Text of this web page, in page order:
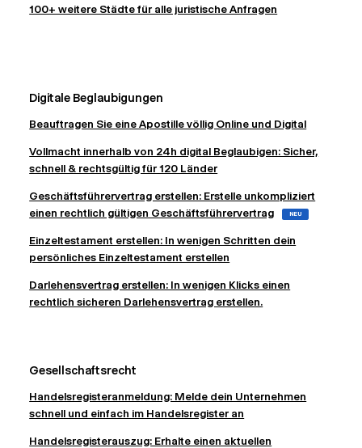
100+ weitere Städte für alle juristische Anfragen
Digitale Beglaubigungen
Beauftragen Sie eine Apostille völlig Online und Digital
Vollmacht innerhalb von 24h digital Beglaubigen: Sicher,
schnell & rechtsgültig für 120 Länder
Geschäftsführervertrag erstellen: Erstelle unkompliziert
einen rechtlich gültigen Geschäftsführervertrag
NEU
Einzeltestament erstellen: In wenigen Schritten dein
persönliches Einzeltestament erstellen
Darlehensvertrag erstellen: In wenigen Klicks einen
rechtlich sicheren Darlehensvertrag erstellen.
Gesellschaftsrecht
Handelsregisteranmeldung: Melde dein Unternehmen
schnell und einfach im Handelsregister an
Handelsregisterauszug: Erhalte einen aktuellen